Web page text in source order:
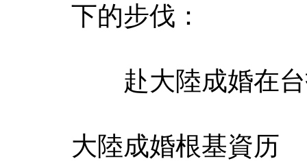
下的步伐：
赴大陸成婚在台
大陸成婚根基資历